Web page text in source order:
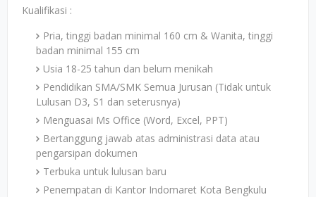
Kualifikasi :
Pria, tinggi badan minimal 160 cm & Wanita, tinggi
badan minimal 155 cm
Usia 18-25 tahun dan belum menikah
Pendidikan SMA/SMK Semua Jurusan (Tidak untuk
Lulusan D3, S1 dan seterusnya)
Menguasai Ms Office (Word, Excel, PPT)
Bertanggung jawab atas administrasi data atau
pengarsipan dokumen
Terbuka untuk lulusan baru
Penempatan di Kantor Indomaret Kota Bengkulu